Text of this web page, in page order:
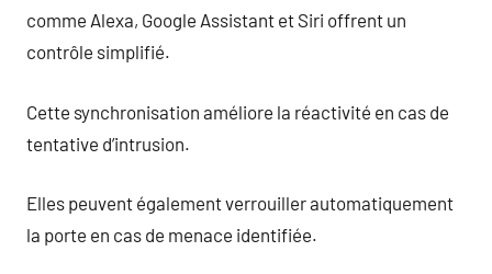
comme Alexa, Google Assistant et Siri offrent un
contrôle simplifié.
Cette synchronisation améliore la réactivité en cas de
tentative d’intrusion.
Elles peuvent également verrouiller automatiquement
la porte en cas de menace identifiée.